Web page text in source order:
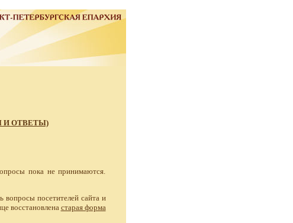
И ОТВЕТЫ)
пока не принимаются.
посетителей сайта и
восстановлена старая форма